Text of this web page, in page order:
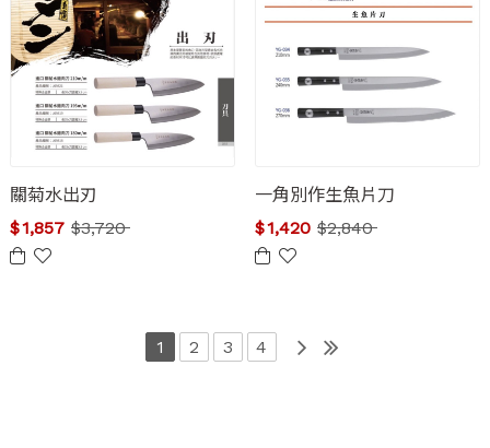
關菊水出刃
$3,720
$1,857
一角別作生魚片刀
$2,840
$1,420
1 2 3 4